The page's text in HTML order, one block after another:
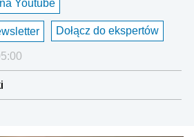
Youtube
Dołącz do ekspertów